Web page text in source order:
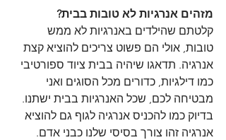
מזהים אנרגיות לא טובות בבית?
קלטתם שהילדים באנרגיות לא ממש
טובות, אולי הם פשוט צריכים להוציא קצת
אנרגיה. תדאגו שיהיה בבית ציוד ספורטיבי
כמו דילגיות, כדורים מכל הסוגים ואני
מבטיחה לכם, שכל האנרגיות בבית ישתנו.
בדיוק כמו להכניס אנרגיה לגוף גם להוציא
אנרגיה זהו צורך בסיסי שלנו כבני אדם.